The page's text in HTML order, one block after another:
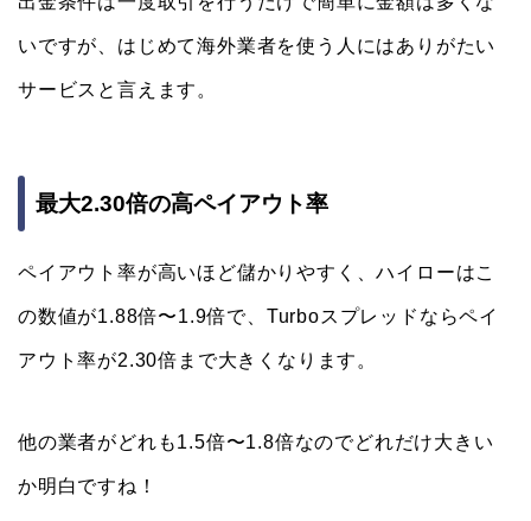
いですが、はじめて海外業者を使う人にはありがたい
サービスと言えます。
最大2.30倍の高ペイアウト率
ペイアウト率が高いほど儲かりやすく、ハイローはこ
の数値が1.88倍〜1.9倍で、Turboスプレッドならペイ
アウト率が2.30倍まで大きくなります。
他の業者がどれも1.5倍〜1.8倍なのでどれだけ大きい
か明白ですね！